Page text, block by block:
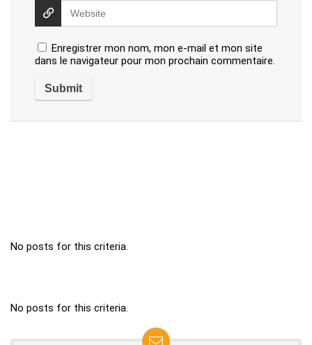
Enregistrer mon nom, mon e-mail et mon site
dans le navigateur pour mon prochain commentaire.
No posts for this criteria.
No posts for this criteria.